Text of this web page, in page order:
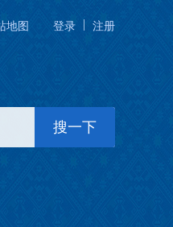
地图 登录 注册